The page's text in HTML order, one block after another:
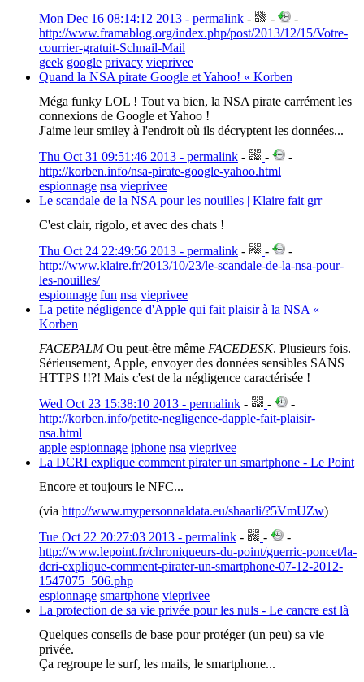
Mon Dec 16 08:14:12 2013 - permalink - -
-
http://www.framablog.org/index.php/post/2013/12/15/Votre-
courrier-gratuit-Schnail-Mail
geek google privacy vieprivee
Quand la NSA pirate Google et Yahoo! « Korben
Méga funky LOL ! Tout va bien, la NSA pirate carrément les
connexions de Google et Yahoo !
J'aime leur smiley à l'endroit où ils décryptent les données...
Thu Oct 31 09:51:46 2013 - permalink - -
-
http://korben.info/nsa-pirate-google-yahoo.html
espionnage nsa vieprivee
Le scandale de la NSA pour les nouilles | Klaire fait grr
C'est clair, rigolo, et avec des chats !
Thu Oct 24 22:49:56 2013 - permalink - -
-
http://www.klaire.fr/2013/10/23/le-scandale-de-la-nsa-pour-
les-nouilles/
espionnage fun nsa vieprivee
La petite négligence d'Apple qui fait plaisir à la NSA «
Korben
FACEPALMOu peut-être même FACEDESK. Plusieurs fois.
Sérieusement, Apple, envoyer des données sensibles SANS
HTTPS !!?! Mais c'est de la négligence caractérisée !
Wed Oct 23 15:38:10 2013 - permalink - -
-
http://korben.info/petite-negligence-dapple-fait-plaisir-
nsa.html
apple espionnage iphone nsa vieprivee
La DCRI explique comment pirater un smartphone - Le Point
Encore et toujours le NFC...
(via http://www.mypersonnaldata.eu/shaarli/?5VmUZw)
Tue Oct 22 20:27:03 2013 - permalink - -
-
http://www.lepoint.fr/chroniqueurs-du-point/guerric-poncet/la-
dcri-explique-comment-pirater-un-smartphone-07-12-2012-
1547075_506.php
espionnage smartphone vieprivee
La protection de sa vie privée pour les nuls - Le cancre est là
Quelques conseils de base pour protéger (un peu) sa vie
privée.
Ça regroupe le surf, les mails, le smartphone...